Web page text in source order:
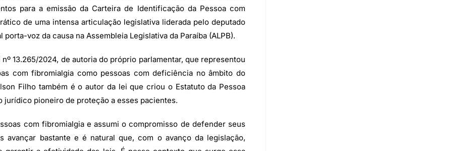
para a emissão da Carteira de Identificação da Pessoa com
de uma intensa articulação legislativa liderada pelo deputado
voz da causa na Assembleia Legislativa da Paraíba (ALPB).
13.265/2024, de autoria do próprio parlamentar, que representou
com fibromialgia como pessoas com deficiência no âmbito do
Filho também é o autor da lei que criou o Estatuto da Pessoa
pioneiro de proteção a esses pacientes.
com fibromialgia e assumi o compromisso de defender seus
avançar bastante e é natural que, com o avanço da legislação,